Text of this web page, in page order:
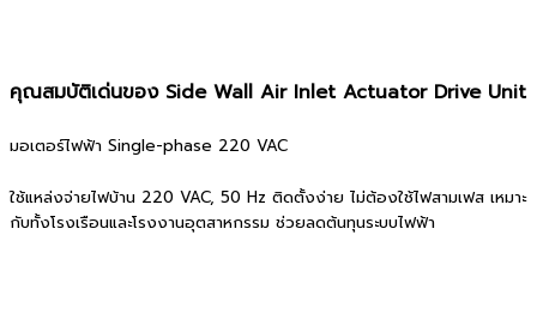
คุณสมบัติเด่นของ Side Wall Air Inlet Actuator Drive Unit
มอเตอร์ไฟฟ้า Single-phase 220 VAC
ใช้แหล่งจ่ายไฟบ้าน 220 VAC, 50 Hz ติดตั้งง่าย ไม่ต้องใช้ไฟสามเฟส เหมาะ
กับทั้งโรงเรือนและโรงงานอุตสาหกรรม ช่วยลดต้นทุนระบบไฟฟ้า